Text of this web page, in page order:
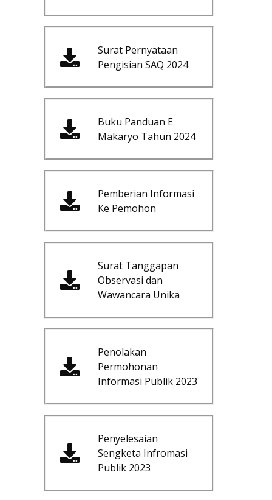
Surat Pernyataan
Pengisian SAQ 2024
Buku Panduan E
Makaryo Tahun 2024
Pemberian Informasi
Ke Pemohon
Surat Tanggapan
Observasi dan
Wawancara Unika
Penolakan
Permohonan
Informasi Publik 2023
Penyelesaian
Sengketa Infromasi
Publik 2023